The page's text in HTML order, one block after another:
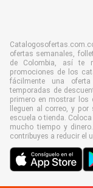
ofertas semanales,
de Colombia, así te
promociones de los
fácilmente una
temporadas de
primero en mostrar los
lleguen al correo, y
escuela o tienda.
mucho tiempo y
contribuyes a reducir el